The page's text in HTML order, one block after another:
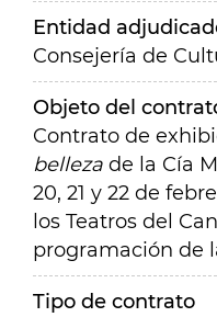
Entidad
Consejería de
Objeto del
Contrato de
belleza de la Cía
20, 21 y 22 de
los Teatros del
programación de
Tipo de contrato